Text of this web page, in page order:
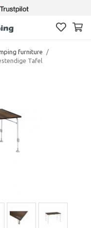
furniture
/
Tafel